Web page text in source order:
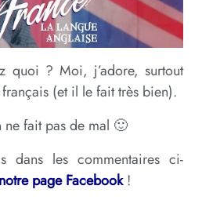
quoi ? Moi, j’adore, surtout
(et il le fait très bien).
ne fait pas de mal 🙂
dans les commentaires ci-
notre page Facebook!